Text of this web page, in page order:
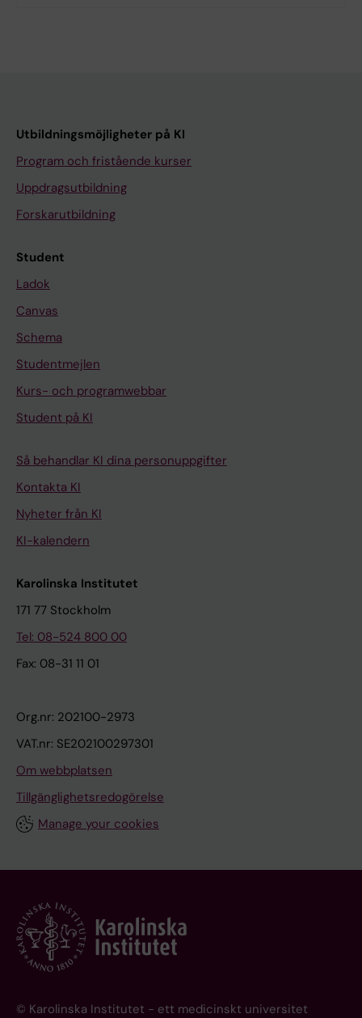
Utbildningsmöjligheter på KI
Program och fristående kurser
Uppdragsutbildning
Forskarutbildning
Student
Ladok
Canvas
Schema
Studentmejlen
Kurs- och programwebbar
Student på KI
Så behandlar KI dina personuppgifter
Kontakta KI
Nyheter från KI
KI-kalendern
Karolinska Institutet
171 77 Stockholm
Tel: 08-524 800 00
Fax: 08-31 11 01
Org.nr: 202100-2973
VAT.nr: SE202100297301
Om webbplatsen
Tillgänglighetsredogörelse
Manage your cookies
© Karolinska Institutet - ett medicinskt universitet